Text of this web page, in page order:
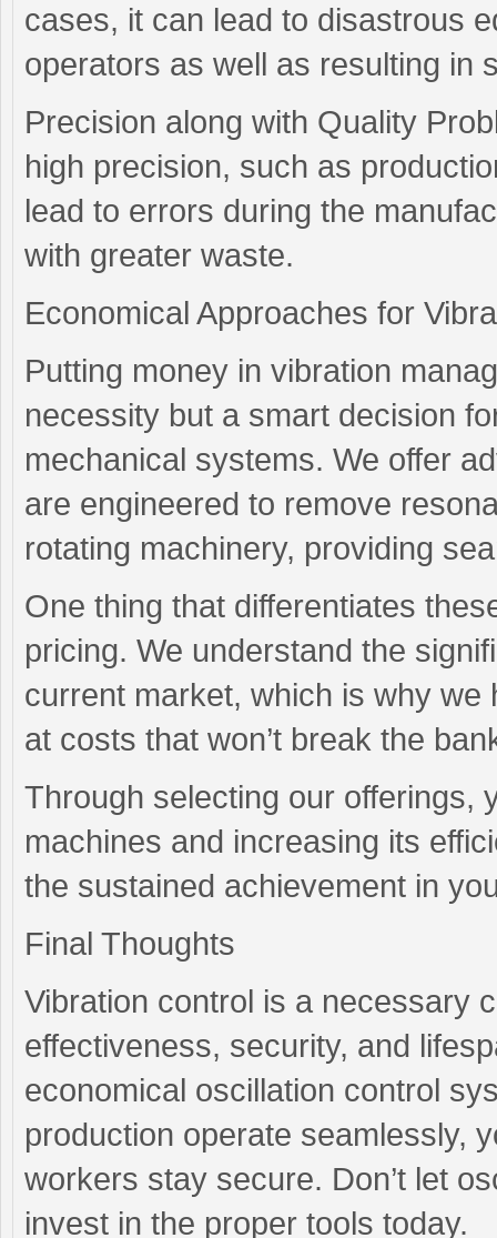
cases, it can lead to disastrous
operators as well as resulting in
Precision along with Quality
high precision, such as
lead to errors during the
with greater waste.
Economical Approaches for
Putting money in vibration
necessity but a smart decision
mechanical systems. We offer
are engineered to remove
rotating machinery, providing
One thing that differentiates
pricing. We understand the
current market, which is why
at costs that won’t break the
Through selecting our offerings,
machines and increasing its
the sustained achievement in
Final Thoughts
Vibration control is a necessary
effectiveness, security, and
economical oscillation control
production operate seamlessly,
workers stay secure. Don’t let
invest in the proper tools today.